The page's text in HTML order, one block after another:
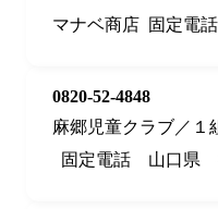
マナベ商店 固定電話
0820-52-4848
麻郷児童クラブ／１
固定電話
山口県